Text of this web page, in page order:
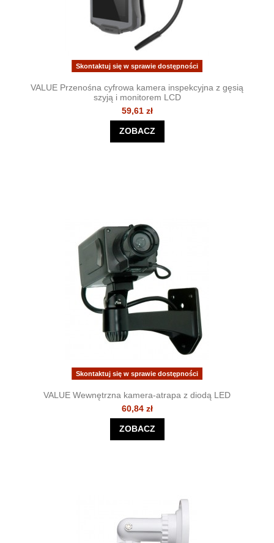
Skontaktuj się w sprawie dostępności
VALUE Przenośna cyfrowa kamera inspekcyjna z gęsią
szyją i monitorem LCD
59,61 zł
ZOBACZ
Skontaktuj się w sprawie dostępności
VALUE Wewnętrzna kamera-atrapa z diodą LED
60,84 zł
ZOBACZ